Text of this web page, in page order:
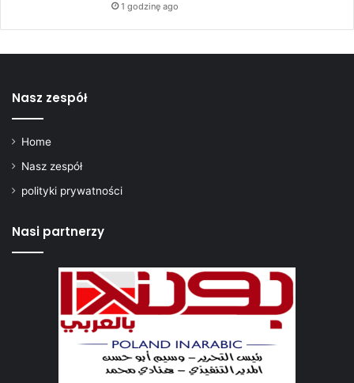
c
1 godzinę ago
Nasz zespół
Home
Nasz zespół
polityki prywatności
Nasi partnerzy